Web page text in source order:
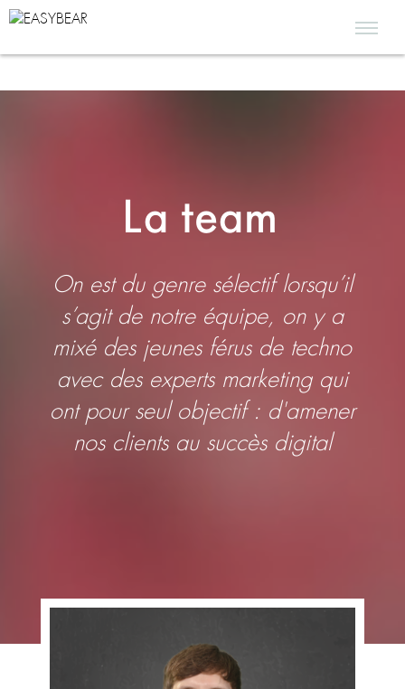
La team
On est du genre sélectif lorsqu’il
s’agit de notre équipe, on y a
mixé des jeunes férus de techno
avec des experts marketing qui
ont pour seul objectif : d'amener
nos clients au succès digital